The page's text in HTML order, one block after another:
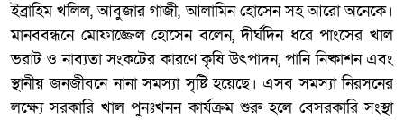
ইব্রাহিম খলিল, আবুজার গাজী, আলামিন হোসেন সহ আরো অনেকে।
মানববন্ধনে মোফাজ্জেল হোসেন বলেন, দীর্ঘদিন ধরে পাংসের খাল
ভরাট ও নাব্যতা সংকটের কারণে কৃষি উৎপাদন, পানি নিষ্কাশন এবং
স্থানীয় জনজীবনে নানা সমস্যা সৃষ্টি হয়েছে। এসব সমস্যা নিরসনের
লক্ষ্যে সরকারি খাল পুনঃখনন কার্যক্রম শুরু হলে বেসরকারি সংস্থা